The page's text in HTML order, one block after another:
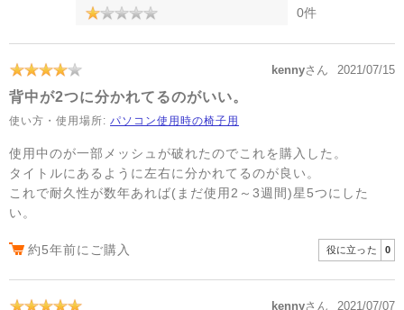
0件
kennyさん 2021/07/15
背中が2つに分かれてるのがいい。
使い方・使用場所: パソコン使用時の椅子用
使用中のが一部メッシュが破れたのでこれを購入した。
タイトルにあるように左右に分かれてるのが良い。
これで耐久性が数年あれば(まだ使用2～3週間)星5つにした
い。
約5年前にご購入 役に立った 0
kennyさん 2021/07/07